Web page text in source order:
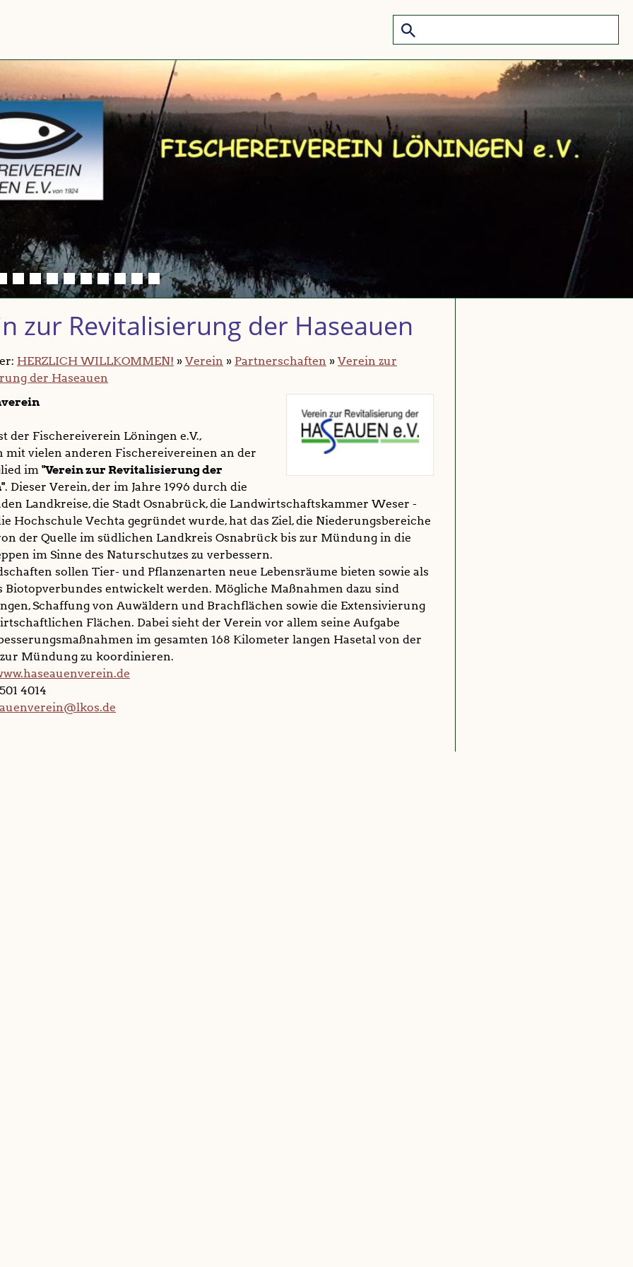
zur Revitalisierung der Haseauen
HERZLICH WILLKOMMEN! » Verein » Partnerschaften » Verein zur
der Haseauen
der Fischereiverein Löningen e.V.,
mit vielen anderen Fischereivereinen an der
im "Verein zur Revitalisierung der
. Dieser Verein, der im Jahre 1996 durch die
Landkreise, die Stadt Osnabrück, die Landwirtschaftskammer Weser -
Hochschule Vechta gegründet wurde, hat das Ziel, die Niederungsbereiche
der Quelle im südlichen Landkreis Osnabrück bis zur Mündung in die
im Sinne des Naturschutzes zu verbessern.
sollen Tier- und Pflanzenarten neue Lebensräume bieten sowie als
Biotopverbundes entwickelt werden. Mögliche Maßnahmen dazu sind
Schaffung von Auwäldern und Brachflächen sowie die Extensivierung
Flächen. Dabei sieht der Verein vor allem seine Aufgabe
im gesamten 168 Kilometer langen Hasetal von der
Mündung zu koordinieren.
4014